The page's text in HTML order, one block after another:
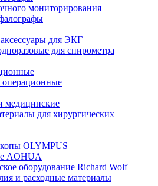
мониторирования
для ЭКГ
для спирометра
медицинские
для хирургических
OLYMPUS
AOHUA
оборудование Richard Wolf
и расходные материалы